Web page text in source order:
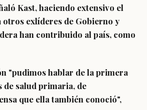
Kast, haciendo extensivo el
exlíderes de Gobierno y
han contribuido al país, como
"pudimos hablar de la primera
de salud primaria, de
que ella también conoció",